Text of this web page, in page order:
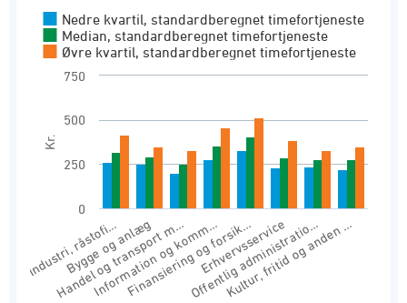
Aflønningsform: Time- og fastlønnede i alt |
Løn
View as data table, Standardberegnet
The chart has 1 Y axis displaying Kr.. Range:
Kr.
Nedre kvartil, standardberegnet timefortjeneste
Median, standardberegnet timefortjeneste
Øvre kvartil, standardberegnet timefortjeneste
Industri, råstofi…
Bygge og anlæg
Handel og transport m…
Information og komm…
Finansiering og forsik…
Erhvervsservice
Offentlig administratio…
Kultur, fritid og anden …
0
250
500
750